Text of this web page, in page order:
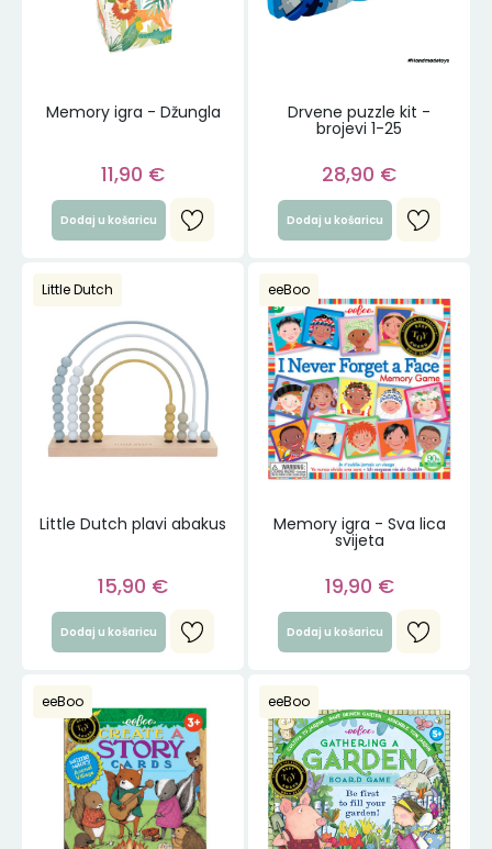
Memory igra - Džungla
11,90 €
Dodaj u košaricu
Drvene puzzle kit -
brojevi 1-25
28,90 €
Dodaj u košaricu
Little Dutch plavi abakus
Little Dutch
15,90 €
Dodaj u košaricu
Memory igra - Sva lica
svijeta
eeBoo
19,90 €
Dodaj u košaricu
eeBoo eeBoo